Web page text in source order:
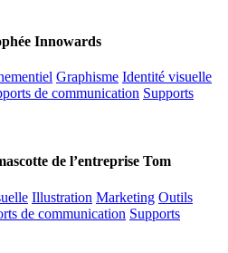
Innowards
Graphisme Identité visuelle
de communication Supports
de l’entreprise Tom
Illustration Marketing Outils
de communication Supports